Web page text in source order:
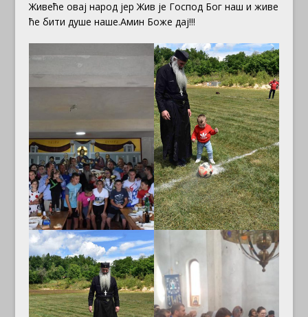
Живеће овај народ јер Жив је Господ Бог наш и живе
ће бити душе наше.Амин Боже дај!!!